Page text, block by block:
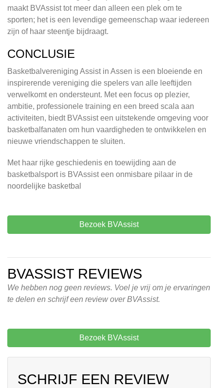
maakt BVAssist tot meer dan alleen een plek om te
sporten; het is een levendige gemeenschap waar iedereen
zijn of haar steentje bijdraagt.
CONCLUSIE
Basketbalvereniging Assist in Assen is een bloeiende en
inspirerende vereniging die spelers van alle leeftijden
verwelkomt en ondersteunt. Met een focus op plezier,
ambitie, professionele training en een breed scala aan
activiteiten, biedt BVAssist een uitstekende omgeving voor
basketbalfanaten om hun vaardigheden te ontwikkelen en
nieuwe vriendschappen te sluiten.
Met haar rijke geschiedenis en toewijding aan de
basketbalsport is BVAssist een onmisbare pilaar in de
noordelijke basketbal
Bezoek BVAssist
BVASSIST REVIEWS
We hebben nog geen reviews. Voel je vrij om je ervaringen
te delen en schrijf een review over BVAssist.
Bezoek BVAssist
SCHRIJF EEN REVIEW